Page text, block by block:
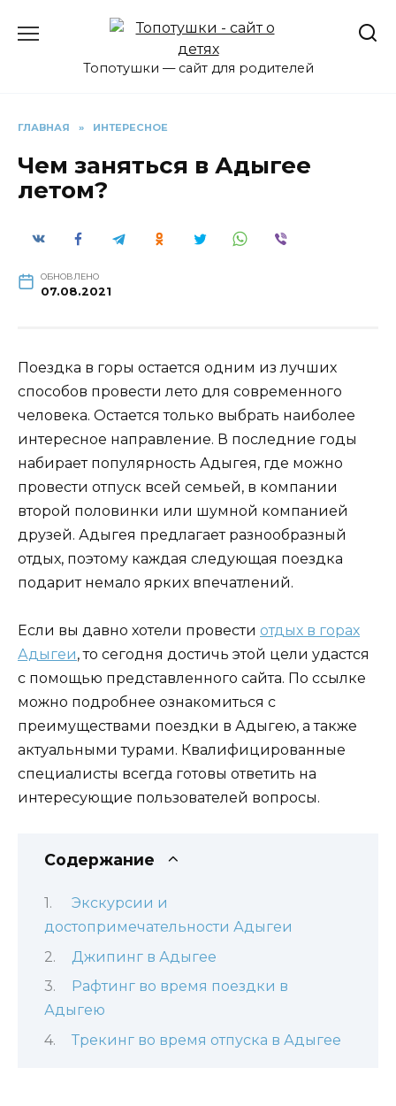
Топотушки — сайт для родителей
ГЛАВНАЯ » ИНТЕРЕСНОЕ
Чем заняться в Адыгее
летом?
ОБНОВЛЕНО
07.08.2021
Поездка в горы остается одним из лучших
способов провести лето для современного
человека. Остается только выбрать наиболее
интересное направление. В последние годы
набирает популярность Адыгея, где можно
провести отпуск всей семьей, в компании
второй половинки или шумной компанией
друзей. Адыгея предлагает разнообразный
отдых, поэтому каждая следующая поездка
подарит немало ярких впечатлений.
Если вы давно хотели провести отдых в горах
Адыгеи, то сегодня достичь этой цели удастся
с помощью представленного сайта. По ссылке
можно подробнее ознакомиться с
преимуществами поездки в Адыгею, а также
актуальными турами. Квалифицированные
специалисты всегда готовы ответить на
интересующие пользователей вопросы.
Содержание
Экскурсии и
достопримечательности Адыгеи
Джипинг в Адыгее
Рафтинг во время поездки в
Адыгею
Трекинг во время отпуска в Адыгее